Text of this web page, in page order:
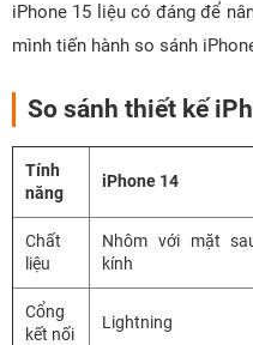
iPhone 15 liệu có đáng để
mình tiến hành so sánh
So sánh thiết kế
Tính
năng
iPhone 14
Chất
liệu
Nhôm với mặt
kính
Cổng
kết nối
Lightning